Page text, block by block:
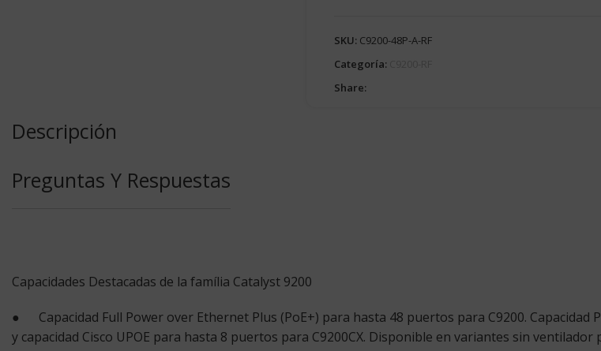
SKU: C9200-48P-A-RF
Categoría:
Share:
Descripción
Preguntas Y Respuestas
Capacidades Destacadas de la família Catalyst 9200
● Capacidad Full Power over Ethernet Plus (PoE+) para hasta 48 puertos para C9200. Capacidad
y capacidad Cisco UPOE para hasta 8 puertos para C9200CX. Disponible en variantes sin ventilador